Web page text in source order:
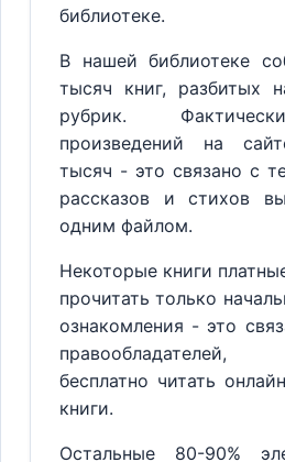
библиотеке.
В нашей библиотеке
тысяч книг, разбитых
рубрик.
произведений на
тысяч - это связано с
рассказов и стихов
одним файлом.
Некоторые книги
прочитать только
ознакомления - это
бесплатно читать
книги.
Остальные 80-90%